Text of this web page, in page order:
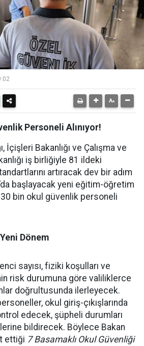
Personeli Alınıyor!
İçişleri Bakanlığı ve Çalışma ve
iş birliğiyle 81 ildeki
artıracak dev bir adım
başlayacak yeni eğitim-öğretim
bin okul güvenlik personeli
Dönem
sayısı, fiziki koşulları ve
risk durumuna göre valiliklerce
doğrultusunda ilerleyecek.
okul giriş-çıkışlarında
edecek, şüpheli durumları
bildirecek. Böylece Bakan
ettiği 7 Basamaklı Okul Güvenliği